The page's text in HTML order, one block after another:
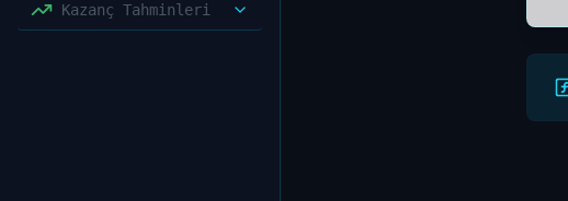
Kazanç Tahminleri